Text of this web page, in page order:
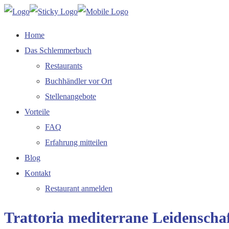
Home
Das Schlemmerbuch
Restaurants
Buchhändler vor Ort
Stellenangebote
Vorteile
FAQ
Erfahrung mitteilen
Blog
Kontakt
Restaurant anmelden
Trattoria mediterrane